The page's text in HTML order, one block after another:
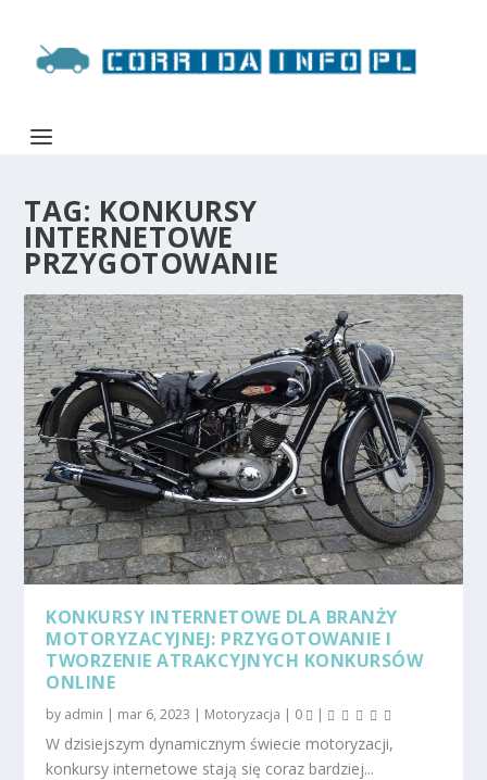
TAG: KONKURSY
INTERNETOWE
PRZYGOTOWANIE
KONKURSY INTERNETOWE DLA BRANŻY
MOTORYZACYJNEJ: PRZYGOTOWANIE I
TWORZENIE ATRAKCYJNYCH KONKURSÓW
ONLINE
by admin | mar 6, 2023 | Motoryzacja | 0 |
W dzisiejszym dynamicznym świecie motoryzacji,
konkursy internetowe stają się coraz bardziej...